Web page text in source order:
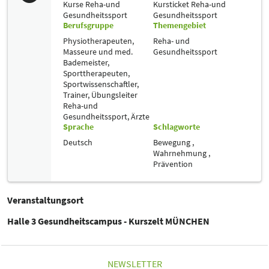
Kurse Reha-und
Gesundheitssport
Kursticket Reha-und
Gesundheitssport
Berufsgruppe
Physiotherapeuten,
Masseure und med.
Bademeister,
Sporttherapeuten,
Sportwissenschaftler,
Trainer, Übungsleiter
Reha-und
Gesundheitssport,Ärzte
Themengebiet
Reha- und
Gesundheitssport
Sprache
Deutsch
Schlagworte
Bewegung ,
Wahrnehmung ,
Prävention
Veranstaltungsort
Halle 3 Gesundheitscampus - Kurszelt MÜNCHEN
NEWSLETTER